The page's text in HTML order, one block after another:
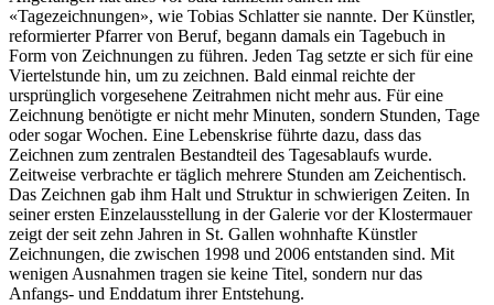
«Tagezeichnungen», wie Tobias Schlatter sie nannte. Der Künstler,
reformierter Pfarrer von Beruf, begann damals ein Tagebuch in
Form von Zeichnungen zu führen. Jeden Tag setzte er sich für eine
Viertelstunde hin, um zu zeichnen. Bald einmal reichte der
ursprünglich vorgesehene Zeitrahmen nicht mehr aus. Für eine
Zeichnung benötigte er nicht mehr Minuten, sondern Stunden, Tage
oder sogar Wochen. Eine Lebenskrise führte dazu, dass das
Zeichnen zum zentralen Bestandteil des Tagesablaufs wurde.
Zeitweise verbrachte er täglich mehrere Stunden am Zeichentisch.
Das Zeichnen gab ihm Halt und Struktur in schwierigen Zeiten. In
seiner ersten Einzelausstellung in der Galerie vor der Klostermauer
zeigt der seit zehn Jahren in St. Gallen wohnhafte Künstler
Zeichnungen, die zwischen 1998 und 2006 entstanden sind. Mit
wenigen Ausnahmen tragen sie keine Titel, sondern nur das
Anfangs- und Enddatum ihrer Entstehung.